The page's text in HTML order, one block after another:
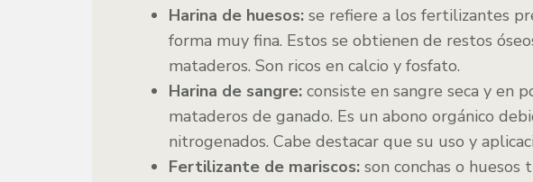
Harina de huesos: se refiere a los fertilizantes
forma muy fina. Estos se obtienen de restos
mataderos. Son ricos en calcio y fosfato.
Harina de sangre: consiste en sangre seca y en
mataderos de ganado. Es un abono orgánico
nitrogenados. Cabe destacar que su uso y
Fertilizante de mariscos: son conchas o huesos